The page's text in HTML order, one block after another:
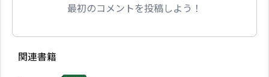
最初のコメントを投稿しよう！
関連書籍